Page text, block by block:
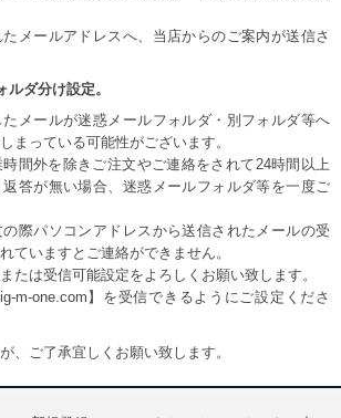
メールアドレスへ、当店からのご案内が送信さ
ダ分け設定。
メールが迷惑メールフォルダ・別フォルダ等へ
まっている可能性がございます。
間外を除きご注文やご連絡をされて24時間以上
答が無い場合、迷惑メールフォルダ等を一度ご
際パソコンアドレスから送信されたメールの受
ていますとご連絡ができません。
たは受信可能設定をよろしくお願い致します。
m-one.com】を受信できるようにご設定くださ
、ご了承宜しくお願い致します。